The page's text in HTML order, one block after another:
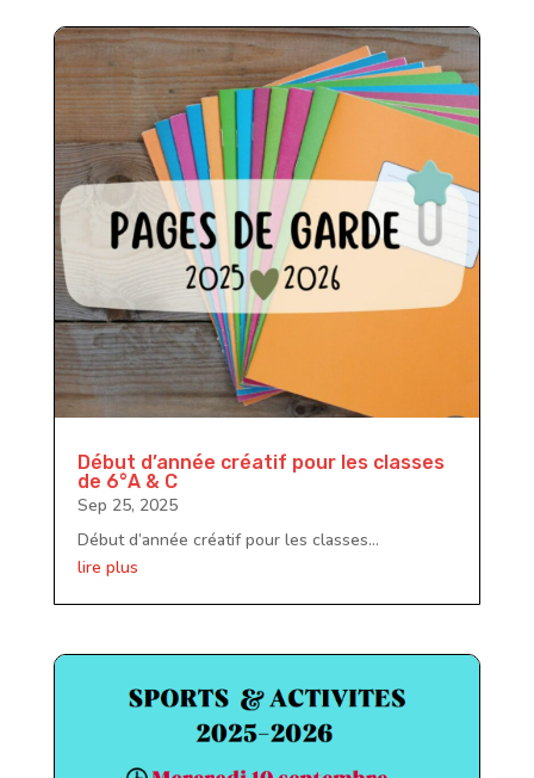
Début d’année créatif pour les classes
de 6°A & C
Sep 25, 2025
Début d’année créatif pour les classes...
lire plus